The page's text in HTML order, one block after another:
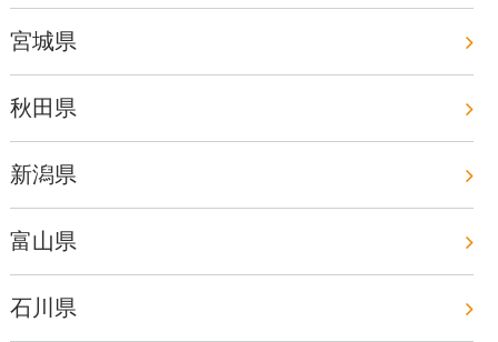
宮城県
秋田県
新潟県
富山県
石川県